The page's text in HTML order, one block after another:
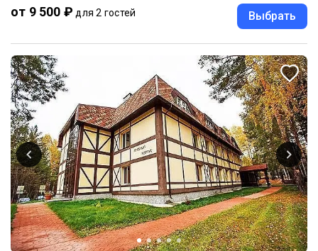
от 9 500 ₽ для 2 гостей Выбрать